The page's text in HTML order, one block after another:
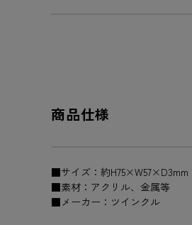
商品仕様
■サイズ：約H75×W57×D3mm
■素材：アクリル、金属等
■メーカー：ツインクル